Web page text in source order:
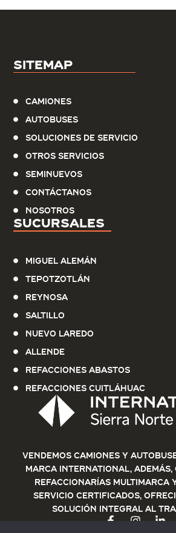
Vendemos Camiones y
marca International, además,
refaccionarías multimarca
servicio certificados,
solución integral al
Sucursales
Miguel Alemán
Tepotzotlán
Reynosa
Saltillo
Nuevo Laredo
Allende
Refacciones Abastos
Refacciones Cuitláhuac
Sitemap
Camiones
Autobuses
Soluciones de servicio
Otros Servicios
Seminuevos
Contáctanos
Nosotros